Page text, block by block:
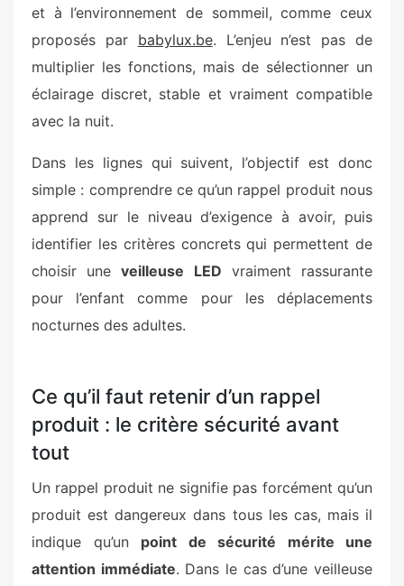
et à l’environnement de sommeil, comme ceux
proposés par babylux.be. L’enjeu n’est pas de
multiplier les fonctions, mais de sélectionner un
éclairage discret, stable et vraiment compatible
avec la nuit.
Dans les lignes qui suivent, l’objectif est donc
simple : comprendre ce qu’un rappel produit nous
apprend sur le niveau d’exigence à avoir, puis
identifier les critères concrets qui permettent de
choisir uneveilleuse LED vraiment rassurante
pour l’enfant comme pour les déplacements
nocturnes des adultes.
Ce qu’il faut retenir d’un rappel
produit : le critère sécurité avant
tout
Un rappel produit ne signifie pas forcément qu’un
produit est dangereux dans tous les cas, mais il
indique qu’un point de sécurité mérite une
attention immédiate. Dans le cas d’une veilleuse